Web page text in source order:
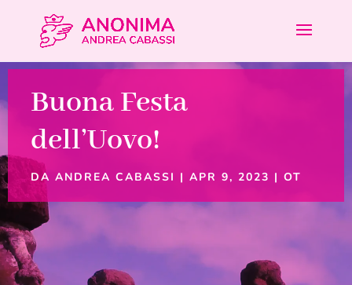
Buona Festa
dell’Uovo!
DA ANDREA CABASSI | APR 9, 2023 | OT